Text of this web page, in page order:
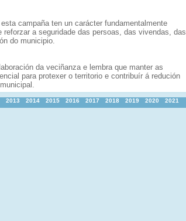
campaña ten un carácter fundamentalmente
a seguridade das persoas, das vivendas, das
do municipio.
da veciñanza e lembra que manter as
para protexer o territorio e contribuír á redución
2013 2014 2015 2016 2017 2018 2019 2020
2021